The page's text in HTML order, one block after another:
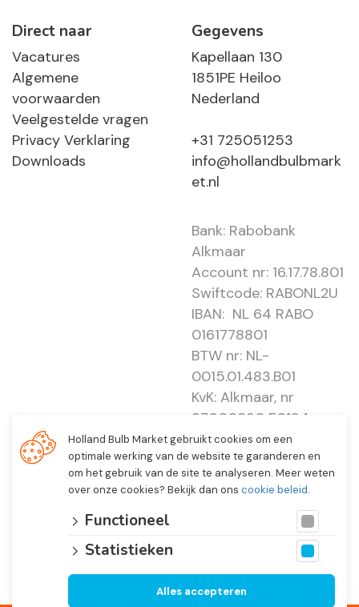
Direct naar
Vacatures
Algemene
voorwaarden
Veelgestelde vragen
Privacy Verklaring
Downloads
Gegevens
Kapellaan 130
1851PE Heiloo
Nederland
+31 725051253
info@hollandbulbmark
et.nl
Bank: Rabobank
Alkmaar
Account nr: 16.17.78.801
Swiftcode: RABONL2U
IBAN: NL 64 RABO
0161778801
BTW nr: NL-
0015.01.483.B01
KvK: Alkmaar, nr
37000830 E0194 -
EBO 505
Holland Bulb Market gebruikt cookies om een
optimale werking van de website te garanderen en
om het gebruik van de site te analyseren. Meer weten
over onze cookies? Bekijk dan ons cookie beleid.
Functioneel
Statistieken
Alles accepteren